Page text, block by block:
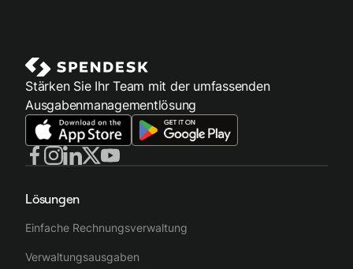
Stärken Sie Ihr Team mit der umfassenden
Ausgabenmanagementlösung
Lösungen
Einfache Rechnungsverwaltung
Verwaltungsausgaben